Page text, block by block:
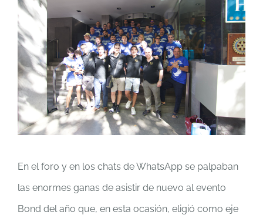
En el foro y en los chats de WhatsApp se palpaban
las enormes ganas de asistir de nuevo al evento
Bond del año que, en esta ocasión, eligió como eje